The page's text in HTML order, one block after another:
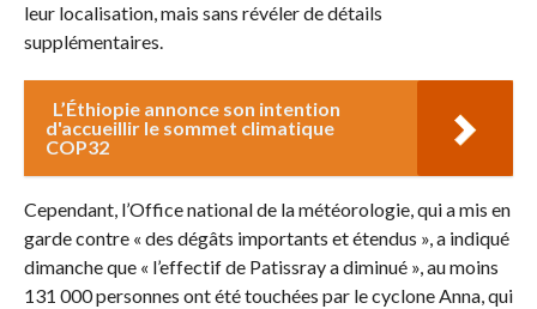
leur localisation, mais sans révéler de détails
supplémentaires.
L’Éthiopie annonce son intention
d'accueillir le sommet climatique
COP32
Cependant, l’Office national de la météorologie, qui a mis en
garde contre « des dégâts importants et étendus », a indiqué
dimanche que « l’effectif de Patissray a diminué », au moins
131 000 personnes ont été touchées par le cyclone Anna, qui